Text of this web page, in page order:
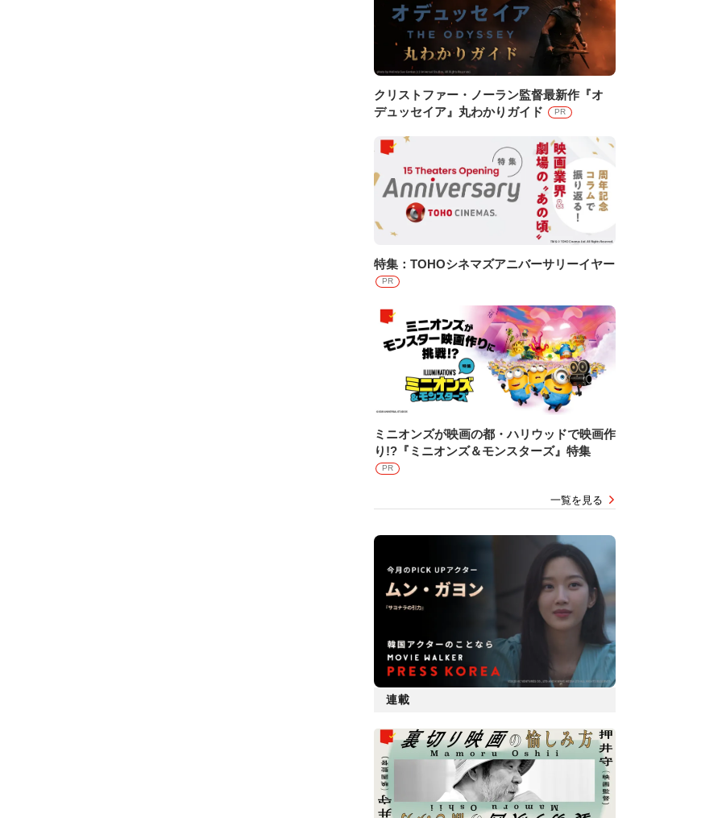
クリストファー・ノーラン監督最新作『オ
デュッセイア』丸わかりガイド
PR
特集：TOHOシネマズアニバーサリーイヤー
PR
ミニオンズが映画の都・ハリウッドで映画作
り!?『ミニオンズ＆モンスターズ』特集
PR
一覧を見る
連載